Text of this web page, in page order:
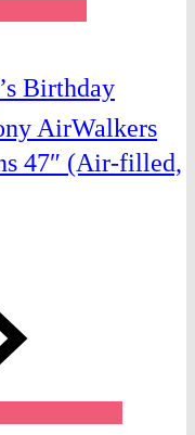
Birthday
AirWalkers
47″ (Air-filled,